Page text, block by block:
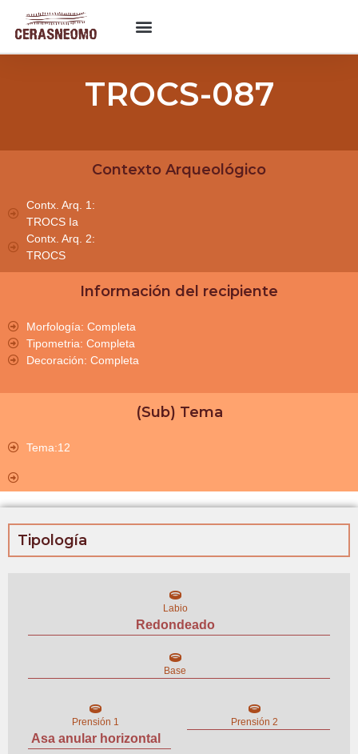
TROCS-087
Contexto Arqueológico
Contx. Arq. 1:
TROCS Ia
Contx. Arq. 2:
TROCS
Información del recipiente
Morfología: Completa
Tipometria: Completa
Decoración: Completa
(Sub) Tema
Tema:12
Tipología
Labio
Redondeado
Base
Prensión 1
Asa anular horizontal
Prensión 2